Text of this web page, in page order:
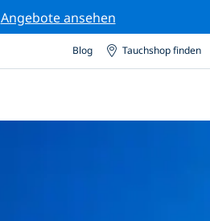
Angebote ansehen
Blog Tauchshop finden